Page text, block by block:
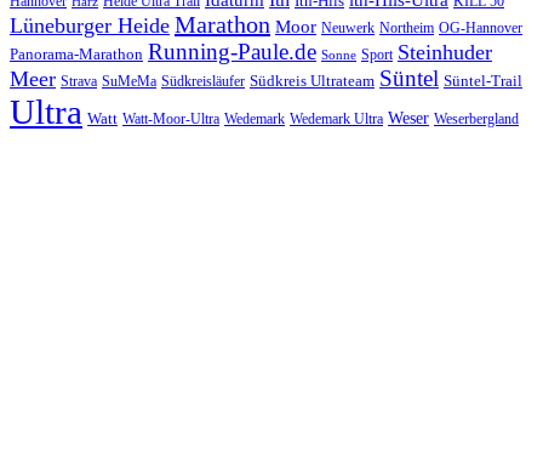
Lüneburger Heide Marathon Moor Neuwerk Northeim OG-Hannover
Panorama-Marathon Running-Paule.de Sonne Sport Steinhuder
Meer Strava SuMeMa Südkreisläufer Südkreis Ultrateam Süntel Süntel-Trail
Ultra Watt Watt-Moor-Ultra Wedemark Wedemark Ultra Weser Weserbergland